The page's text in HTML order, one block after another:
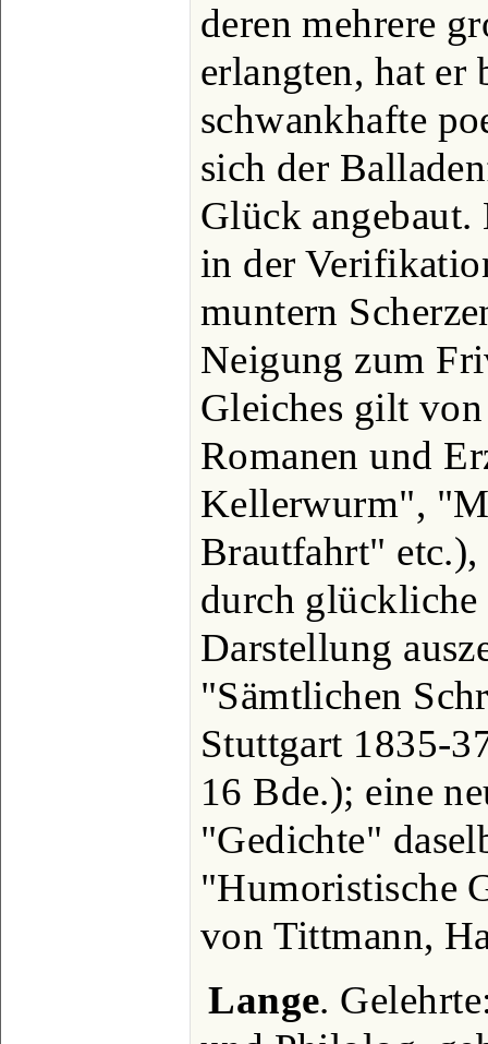
deren mehrere
erlangten, hat er
schwankhafte
sich der
Glück angebaut.
in der
muntern
Neigung zum
Gleiches gilt
Romanen und
Kellerwurm",
Brautfahrt"
durch
Darstellung
"Sämtlichen
Stuttgart 1835-
16 Bde.); eine
"Gedichte"
"Humoristische
von Tittmann,
Lange.